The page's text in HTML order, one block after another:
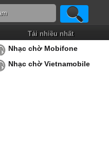
Tải nhiều nhất
Nhạc chờ Mobifone
Nhạc chờ Vietnamobile